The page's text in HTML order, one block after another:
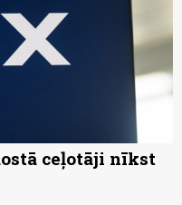
ceļotāji nīkst